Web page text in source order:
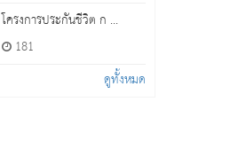
โครงการประกันชีวิต ก ...
181
ดูทั้งหมด